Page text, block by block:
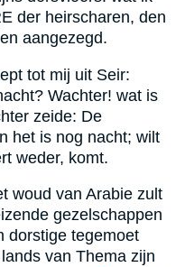
der heirscharen, den
aangezegd.
tot mij uit Seir:
Wachter! wat is
zeide: De
het is nog nacht; wilt
weder, komt.
woud van Arabie zult
gezelschappen
dorstige tegemoet
van Thema zijn